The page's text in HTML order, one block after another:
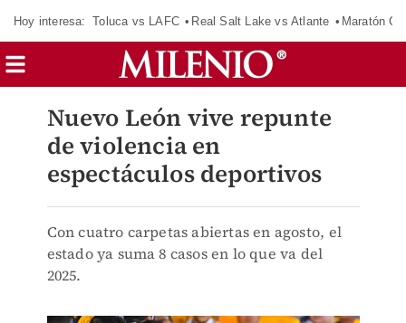
Hoy interesa: Toluca vs LAFC Real Salt Lake vs Atlante Maratón
Nuevo León vive repunte
de violencia en
espectáculos deportivos
Con cuatro carpetas abiertas en agosto, el
estado ya suma 8 casos en lo que va del
2025.